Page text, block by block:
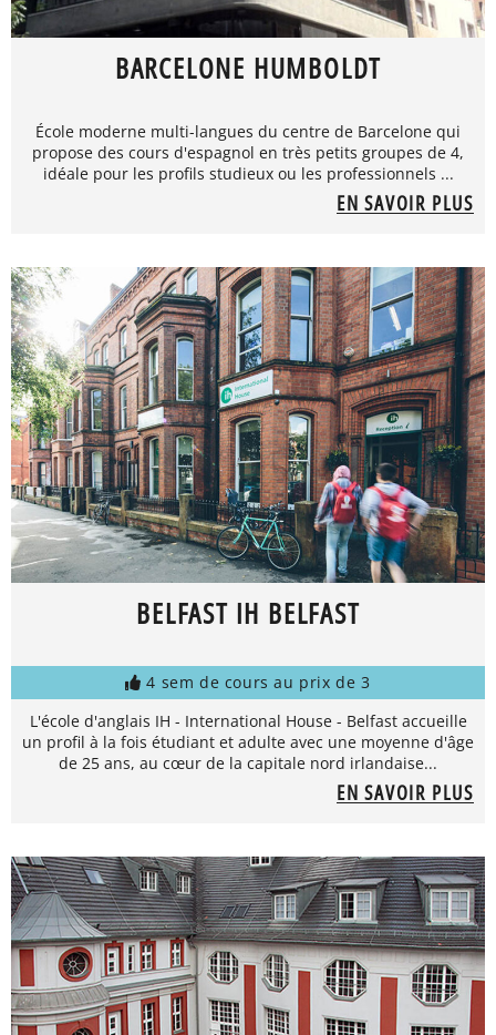
BARCELONE HUMBOLDT
École moderne multi-langues du centre de Barcelone qui
propose des cours d'espagnol en très petits groupes de 4,
idéale pour les profils studieux ou les professionnels ...
EN SAVOIR PLUS
BELFAST IH BELFAST
4 sem de cours au prix de 3
L'école d'anglais IH - International House - Belfast accueille
un profil à la fois étudiant et adulte avec une moyenne d'âge
de 25 ans, au cœur de la capitale nord irlandaise...
EN SAVOIR PLUS